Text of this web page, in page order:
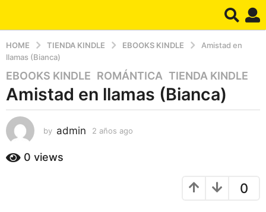
HOME TIENDA KINDLE EBOOKS KINDLE
Amistad en
llamas (Bianca)
2
a
ñ
o
s
g
EBOOKS KINDLE ,ROMÁNTICA ,TIENDA KINDLE
Amistad en llamas (Bianca)
by admin 2 años ago
0 views
0